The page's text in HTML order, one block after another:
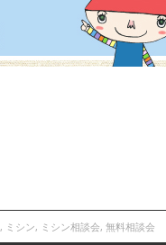
, ミシン, ミシン相談会, 無料相談会